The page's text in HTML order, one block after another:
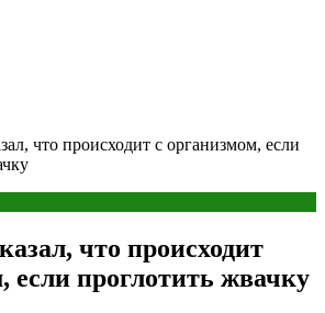
что происходит с организмом, если
что происходит
если проглотить жвачку